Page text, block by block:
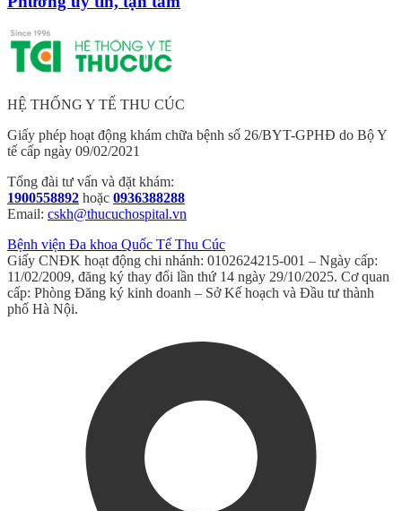
HỆ THỐNG Y TẾ THU CÚC
Giấy phép hoạt động khám chữa bệnh số 26/BYT-GPHĐ do Bộ Y
tế cấp ngày 09/02/2021
Tổng đài tư vấn và đặt khám:
1900558892 hoặc 0936388288
Email: cskh@thucuchospital.vn
Bệnh viện Đa khoa Quốc Tế Thu Cúc
Giấy CNĐK hoạt động chi nhánh: 0102624215-001 – Ngày cấp:
11/02/2009, đăng ký thay đổi lần thứ 14 ngày 29/10/2025. Cơ quan
cấp: Phòng Đăng ký kinh doanh – Sở Kế hoạch và Đầu tư thành
phố Hà Nội.